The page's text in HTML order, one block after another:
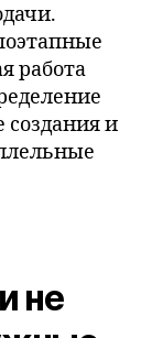
работа
создания и
не